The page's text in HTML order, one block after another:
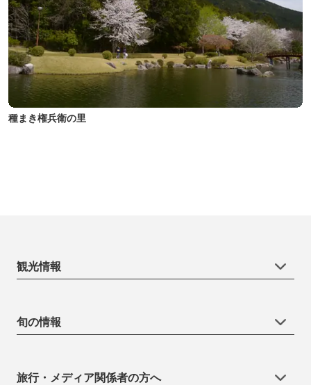
種まき権兵衛の里
観光情報
旬の情報
旅行・メディア関係者の方へ